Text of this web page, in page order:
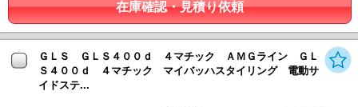
在庫確認・見積り依頼
ＧＬＳ ＧＬＳ４００ｄ ４マチック ＡＭＧライン ＧＬ
Ｓ４００ｄ ４マチック マイバッハスタイリング 電動サ
イドステ...